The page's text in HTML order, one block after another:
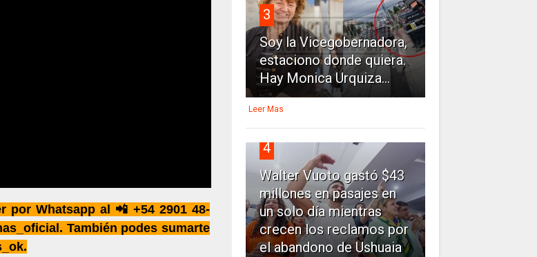
por Whatsapp al 📲 +54 2901 48-
También podes sumarte
3
Soy la Vicegobernadora,
estaciono donde quiera.
Hay Monica Urquiza...
Leer Mas
4
Walter Vuoto gastó $43
millones en pasajes en
un solo día mientras
crecen los reclamos por
el abandono de Ushuaia